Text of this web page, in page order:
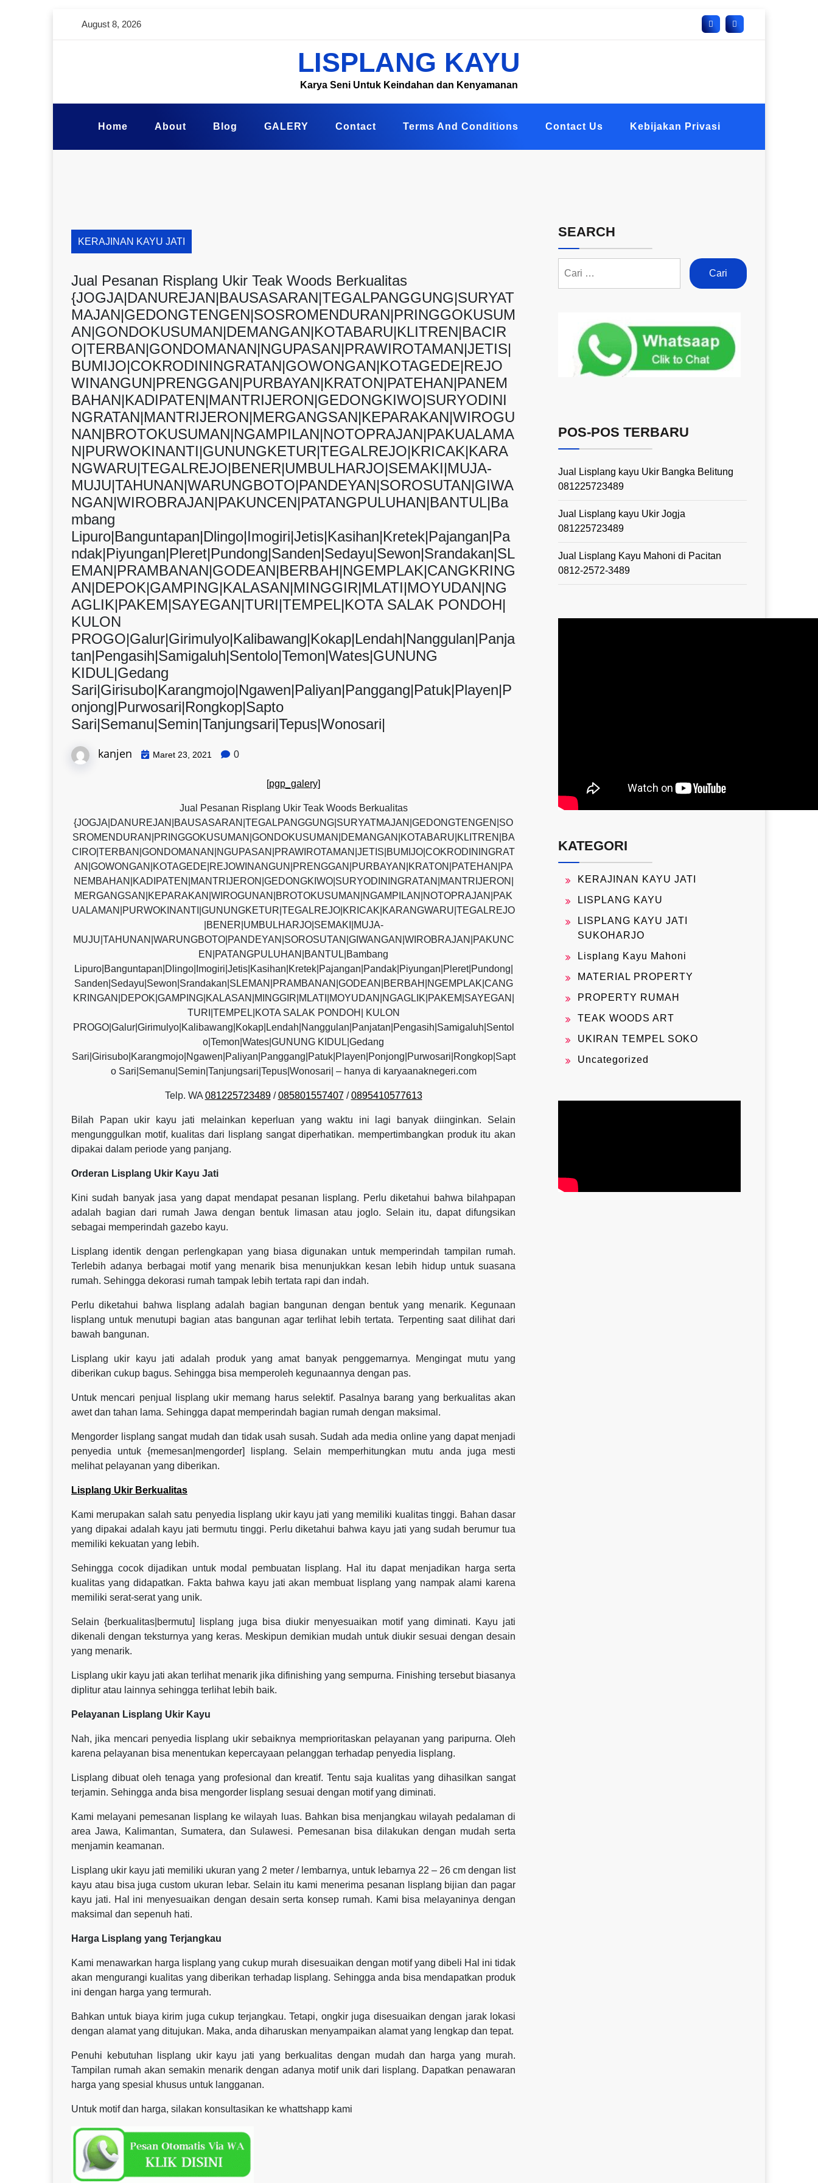
August 8, 2026
LISPLANG KAYU
Karya Seni Untuk Keindahan dan Kenyamanan
Home About Blog GALERY Contact Terms And Conditions Contact Us Kebijakan Privasi
KERAJINAN KAYU JATI
Jual Pesanan Risplang Ukir Teak Woods Berkualitas
{JOGJA|DANUREJAN|BAUSASARAN|TEGALPANGGUNG|SURYAT
MAJAN|GEDONGTENGEN|SOSROMENDURAN|PRINGGOKUSUM
AN|GONDOKUSUMAN|DEMANGAN|KOTABARU|KLITREN|BACIR
O|TERBAN|GONDOMANAN|NGUPASAN|PRAWIROTAMAN|JETIS|
BUMIJO|COKRODININGRATAN|GOWONGAN|KOTAGEDE|REJO
WINANGUN|PRENGGAN|PURBAYAN|KRATON|PATEHAN|PANEM
BAHAN|KADIPATEN|MANTRIJERON|GEDONGKIWO|SURYODINI
NGRATAN|MANTRIJERON|MERGANGSAN|KEPARAKAN|WIROGU
NAN|BROTOKUSUMAN|NGAMPILAN|NOTOPRAJAN|PAKUALAMA
N|PURWOKINANTI|GUNUNGKETUR|TEGALREJO|KRICAK|KARA
NGWARU|TEGALREJO|BENER|UMBULHARJO|SEMAKI|MUJA-
MUJU|TAHUNAN|WARUNGBOTO|PANDEYAN|SOROSUTAN|GIWA
NGAN|WIROBRAJAN|PAKUNCEN|PATANGPULUHAN|BANTUL|Ba
mbang
Lipuro|Banguntapan|Dlingo|Imogiri|Jetis|Kasihan|Kretek|Pajangan|Pa
ndak|Piyungan|Pleret|Pundong|Sanden|Sedayu|Sewon|Srandakan|SL
EMAN|PRAMBANAN|GODEAN|BERBAH|NGEMPLAK|CANGKRING
AN|DEPOK|GAMPING|KALASAN|MINGGIR|MLATI|MOYUDAN|NG
AGLIK|PAKEM|SAYEGAN|TURI|TEMPEL|KOTA SALAK PONDOH|
KULON
PROGO|Galur|Girimulyo|Kalibawang|Kokap|Lendah|Nanggulan|Panja
tan|Pengasih|Samigaluh|Sentolo|Temon|Wates|GUNUNG
KIDUL|Gedang
Sari|Girisubo|Karangmojo|Ngawen|Paliyan|Panggang|Patuk|Playen|P
onjong|Purwosari|Rongkop|Sapto
Sari|Semanu|Semin|Tanjungsari|Tepus|Wonosari|
kanjen Maret 23, 2021 0
[pgp_galery]
Jual Pesanan Risplang Ukir Teak Woods Berkualitas
{JOGJA|DANUREJAN|BAUSASARAN|TEGALPANGGUNG|SURYATMAJAN|GEDONGTENGEN|SO
SROMENDURAN|PRINGGOKUSUMAN|GONDOKUSUMAN|DEMANGAN|KOTABARU|KLITREN|BA
CIRO|TERBAN|GONDOMANAN|NGUPASAN|PRAWIROTAMAN|JETIS|BUMIJO|COKRODININGRAT
AN|GOWONGAN|KOTAGEDE|REJOWINANGUN|PRENGGAN|PURBAYAN|KRATON|PATEHAN|PA
NEMBAHAN|KADIPATEN|MANTRIJERON|GEDONGKIWO|SURYODININGRATAN|MANTRIJERON|
MERGANGSAN|KEPARAKAN|WIROGUNAN|BROTOKUSUMAN|NGAMPILAN|NOTOPRAJAN|PAK
UALAMAN|PURWOKINANTI|GUNUNGKETUR|TEGALREJO|KRICAK|KARANGWARU|TEGALREJO
|BENER|UMBULHARJO|SEMAKI|MUJA-
MUJU|TAHUNAN|WARUNGBOTO|PANDEYAN|SOROSUTAN|GIWANGAN|WIROBRAJAN|PAKUNC
EN|PATANGPULUHAN|BANTUL|Bambang
Lipuro|Banguntapan|Dlingo|Imogiri|Jetis|Kasihan|Kretek|Pajangan|Pandak|Piyungan|Pleret|Pundong|
Sanden|Sedayu|Sewon|Srandakan|SLEMAN|PRAMBANAN|GODEAN|BERBAH|NGEMPLAK|CANG
KRINGAN|DEPOK|GAMPING|KALASAN|MINGGIR|MLATI|MOYUDAN|NGAGLIK|PAKEM|SAYEGAN|
TURI|TEMPEL|KOTA SALAK PONDOH| KULON
PROGO|Galur|Girimulyo|Kalibawang|Kokap|Lendah|Nanggulan|Panjatan|Pengasih|Samigaluh|Sentol
o|Temon|Wates|GUNUNG KIDUL|Gedang
Sari|Girisubo|Karangmojo|Ngawen|Paliyan|Panggang|Patuk|Playen|Ponjong|Purwosari|Rongkop|Sapt
o Sari|Semanu|Semin|Tanjungsari|Tepus|Wonosari| – hanya di karyaanaknegeri.com
Telp. WA 081225723489/085801557407/0895410577613
Bilah Papan ukir kayu jati melainkan keperluan yang waktu ini lagi banyak diinginkan. Selain
mengunggulkan motif, kualitas dari lisplang sangat diperhatikan. mempertimbangkan produk itu akan
dipakai dalam periode yang panjang.
Orderan Lisplang Ukir Kayu Jati
Kini sudah banyak jasa yang dapat mendapat pesanan lisplang. Perlu diketahui bahwa bilahpapan
adalah bagian dari rumah Jawa dengan bentuk limasan atau joglo. Selain itu, dapat difungsikan
sebagai memperindah gazebo kayu.
Lisplang identik dengan perlengkapan yang biasa digunakan untuk memperindah tampilan rumah.
Terlebih adanya berbagai motif yang menarik bisa menunjukkan kesan lebih hidup untuk suasana
rumah. Sehingga dekorasi rumah tampak lebih tertata rapi dan indah.
Perlu diketahui bahwa lisplang adalah bagian bangunan dengan bentuk yang menarik. Kegunaan
lisplang untuk menutupi bagian atas bangunan agar terlihat lebih tertata. Terpenting saat dilihat dari
bawah bangunan.
Lisplang ukir kayu jati adalah produk yang amat banyak penggemarnya. Mengingat mutu yang
diberikan cukup bagus. Sehingga bisa memperoleh kegunaannya dengan pas.
Untuk mencari penjual lisplang ukir memang harus selektif. Pasalnya barang yang berkualitas akan
awet dan tahan lama. Sehingga dapat memperindah bagian rumah dengan maksimal.
Mengorder lisplang sangat mudah dan tidak usah susah. Sudah ada media online yang dapat menjadi
penyedia untuk {memesan|mengorder] lisplang. Selain memperhitungkan mutu anda juga mesti
melihat pelayanan yang diberikan.
Lisplang Ukir Berkualitas
Kami merupakan salah satu penyedia lisplang ukir kayu jati yang memiliki kualitas tinggi. Bahan dasar
yang dipakai adalah kayu jati bermutu tinggi. Perlu diketahui bahwa kayu jati yang sudah berumur tua
memiliki kekuatan yang lebih.
Sehingga cocok dijadikan untuk modal pembuatan lisplang. Hal itu dapat menjadikan harga serta
kualitas yang didapatkan. Fakta bahwa kayu jati akan membuat lisplang yang nampak alami karena
memiliki serat-serat yang unik.
Selain {berkualitas|bermutu] lisplang juga bisa diukir menyesuaikan motif yang diminati. Kayu jati
dikenali dengan teksturnya yang keras. Meskipun demikian mudah untuk diukir sesuai dengan desain
yang menarik.
Lisplang ukir kayu jati akan terlihat menarik jika difinishing yang sempurna. Finishing tersebut biasanya
diplitur atau lainnya sehingga terlihat lebih baik.
Pelayanan Lisplang Ukir Kayu
Nah, jika mencari penyedia lisplang ukir sebaiknya memprioritaskan pelayanan yang paripurna. Oleh
karena pelayanan bisa menentukan kepercayaan pelanggan terhadap penyedia lisplang.
Lisplang dibuat oleh tenaga yang profesional dan kreatif. Tentu saja kualitas yang dihasilkan sangat
terjamin. Sehingga anda bisa mengorder lisplang sesuai dengan motif yang diminati.
Kami melayani pemesanan lisplang ke wilayah luas. Bahkan bisa menjangkau wilayah pedalaman di
area Jawa, Kalimantan, Sumatera, dan Sulawesi. Pemesanan bisa dilakukan dengan mudah serta
menjamin keamanan.
Lisplang ukir kayu jati memiliki ukuran yang 2 meter / lembarnya, untuk lebarnya 22 – 26 cm dengan list
kayu atau bisa juga custom ukuran lebar. Selain itu kami menerima pesanan lisplang bijian dan pagar
kayu jati. Hal ini menyesuaikan dengan desain serta konsep rumah. Kami bisa melayaninya dengan
maksimal dan sepenuh hati.
Harga Lisplang yang Terjangkau
Kami menawarkan harga lisplang yang cukup murah disesuaikan dengan motif yang dibeli Hal ini tidak
akan mengurangi kualitas yang diberikan terhadap lisplang. Sehingga anda bisa mendapatkan produk
ini dengan harga yang termurah.
Bahkan untuk biaya kirim juga cukup terjangkau. Tetapi, ongkir juga disesuaikan dengan jarak lokasi
dengan alamat yang ditujukan. Maka, anda diharuskan menyampaikan alamat yang lengkap dan tepat.
Penuhi kebutuhan lisplang ukir kayu jati yang berkualitas dengan mudah dan harga yang murah.
Tampilan rumah akan semakin menarik dengan adanya motif unik dari lisplang. Dapatkan penawaran
harga yang spesial khusus untuk langganan.
Untuk motif dan harga, silakan konsultasikan ke whattshapp kami
SEARCH
POS-POS TERBARU
Jual Lisplang kayu Ukir Bangka Belitung
081225723489
Jual Lisplang kayu Ukir Jogja
081225723489
Jual Lisplang Kayu Mahoni di Pacitan
0812-2572-3489
KATEGORI
KERAJINAN KAYU JATI
LISPLANG KAYU
LISPLANG KAYU JATI
SUKOHARJO
Lisplang Kayu Mahoni
MATERIAL PROPERTY
PROPERTY RUMAH
TEAK WOODS ART
UKIRAN TEMPEL SOKO
Uncategorized